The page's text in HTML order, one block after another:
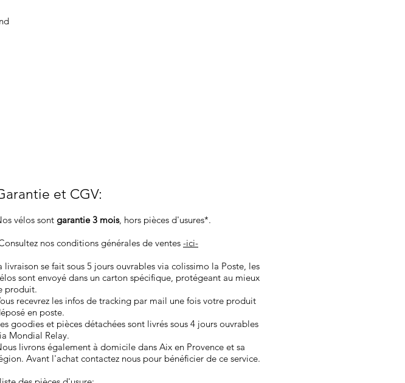
et CGV:
vélos sont garantie 3 mois, hors pièces d'usures*.
nos conditions générales de ventes -ici-
livraison se fait sous 5 jours ouvrables via colissimo la Poste, les
sont envoyé dans un carton spécifique, protégeant au mieux
produit.
recevrez les infos de tracking par mail une fois votre produit
en poste.
goodies et pièces détachées sont ​livrés sous 4 jours ouvrables
Mondial Relay.
livrons également à domicile dans Aix en Provence et sa
Avant l'achat contactez nous pour bénéficier de ce service.